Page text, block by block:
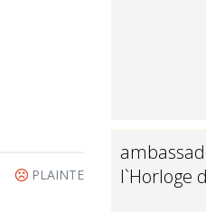
PLAINTE
l`Horloge